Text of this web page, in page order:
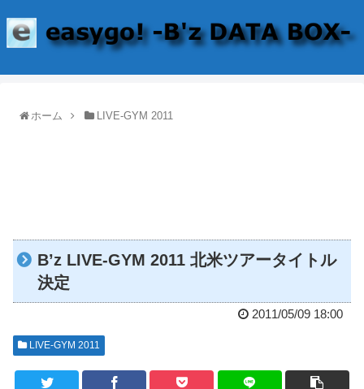
ホーム LIVE-GYM 2011
B’z LIVE-GYM 2011 北米ツアータイトル
決定
2011/05/09 18:00
LIVE-GYM 2011